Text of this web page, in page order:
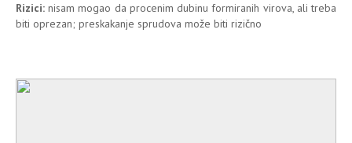
Rizici: nisam mogao da procenim dubinu formiranih virova, ali treba
biti oprezan; preskakanje sprudova može biti rizično